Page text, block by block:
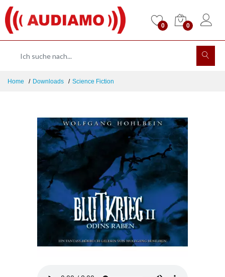
0 0
Home Downloads Science Fiction